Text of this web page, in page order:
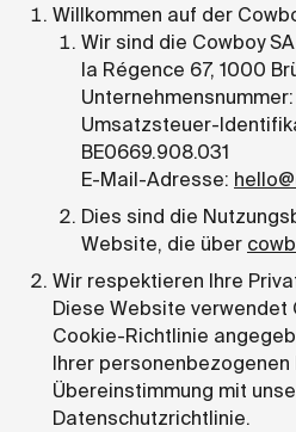
Willkommen auf der
Wir sind die Cowboy
la Régence 67, 1000
Umsatzsteuer-
BE0669.908.031
E-Mail-Adresse:
Dies sind die
Website, die über
Wir respektieren Ihre
Diese Website verwendet
Cookie-Richtlinie
Ihrer
Übereinstimmung mit
Datenschutzrichtlinie.